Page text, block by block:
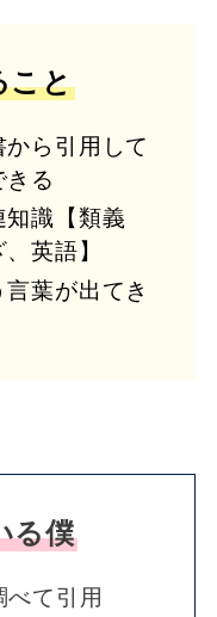
こと
ら引用して
る
識【類義
英語】
葉が出てき
る僕
て引用